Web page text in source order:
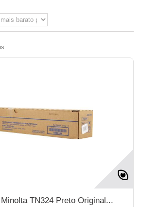
TN324 Preto Original...